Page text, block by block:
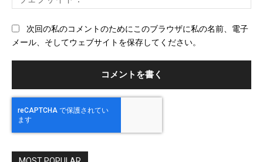
ェ
次回の私のコメントのためにこのブラウザに私の名前、電子
メール、そしてウェブサイトを保存してください。